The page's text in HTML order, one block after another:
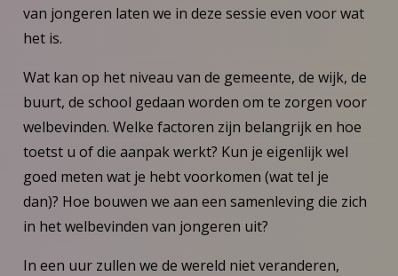
van jongeren laten we in deze sessie even voor wat
het is.
Wat kan op het niveau van de gemeente, de wijk, de
buurt, de school gedaan worden om te zorgen voor
welbevinden. Welke factoren zijn belangrijk en hoe
toetst u of die aanpak werkt? Kun je eigenlijk wel
goed meten wat je hebt voorkomen (wat tel je
dan)? Hoe bouwen we aan een samenleving die zich
in het welbevinden van jongeren uit?
In een uur zullen we de wereld niet veranderen,